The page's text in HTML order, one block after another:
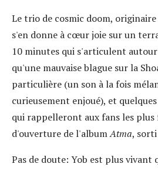
Le trio de cosmic doom, originaire
s'en donne à cœur joie sur un
10 minutes qui s'articulent
qu'une mauvaise blague sur la
particulière (un son à la fois
curieusement enjoué), et
qui rappelleront aux fans les
d'ouverture de l'albumAtma, sorti
Pas de doute: Yob est plus vivant